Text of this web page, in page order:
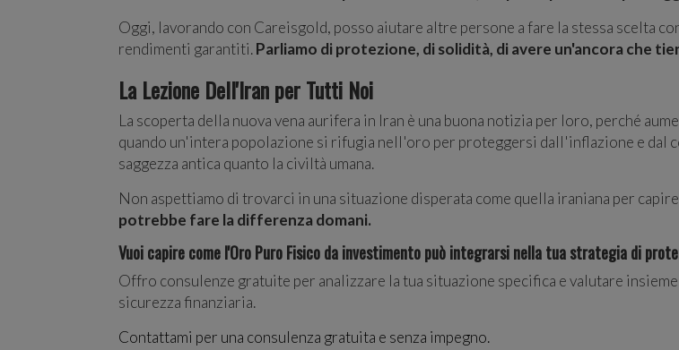
Oggi, lavorando con Careisgold, posso aiutare altre persone a fare la stessa scelta
rendimenti garantiti.Parliamo di protezione, di solidità, di avere un'ancora che
La Lezione Dell'Iran per Tutti Noi
La scoperta della nuova vena aurifera in Iran è una buona notizia per loro, perché
quando un'intera popolazione si rifugia nell'oro per proteggersi dall'inflazione e dal
saggezza antica quanto la civiltà umana.
Non aspettiamo di trovarci in una situazione disperata come quella iraniana per
potrebbe fare la differenza domani.
Vuoi capire come l'Oro Puro Fisico da investimento può integrarsi nella tua strategia di
Offro consulenze gratuite per analizzare la tua situazione specifica e valutare
sicurezza finanziaria.
Contattami per una consulenza gratuita e senza impegno.